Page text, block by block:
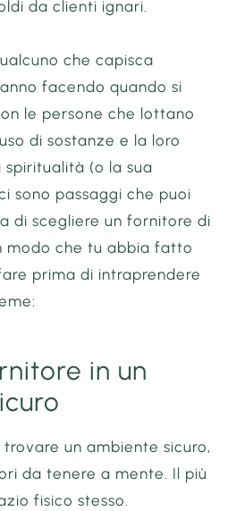
da clienti ignari.
che capisca
facendo quando si
le persone che lottano
di sostanze e la loro
spiritualità (o la sua
sono passaggi che puoi
di scegliere un fornitore di
modo che tu abbia fatto
prima di intraprendere
in un
un ambiente sicuro,
da tenere a mente. Il più
fisico stesso.